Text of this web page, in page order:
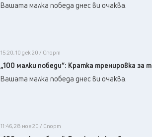
Вашата малка победа днес ви очаква.
15:20, 10 дек 20 / Спорт
„100 малки победи“: Кратка тренировка за
Вашата малка победа днес ви очаква.
11:46, 28 ное 20 / Спорт